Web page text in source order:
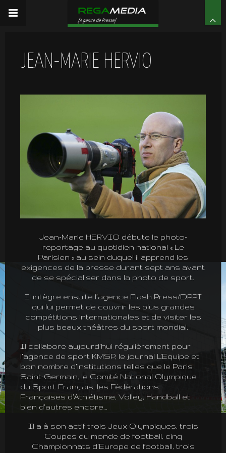
JEAN-MARIE HERVIO
Jean-Marie HERVIO débute le photo-
reportage au quotidien national « Le
Parisien » au sein duquel il apprend les
exigences de la presse durant sept ans avant
de se spécialiser dans la photo de sport.
Il intègre ensuite l’agence Flash Press/DPPI
qui lui permet de couvrir les plus grandes
compétitions internationales et de visiter les
plus beaux théâtres du sport mondial.
Il collabore aujourd’hui régulièrement pour
l’agence de sport KMSP, le journal L’Equipe et
bon nombre d’institutions telles que le Paris
Saint-Germain, le Comité National Olympique
du Sport Français, les Fédérations
Françaises d’Athlétisme, Volley, Handball et
bien d’autres encore…
Il a à son actif trois Jeux Olympiques, trois
Coupes du monde de football, cinq
Championnats d’Europe de football, trois